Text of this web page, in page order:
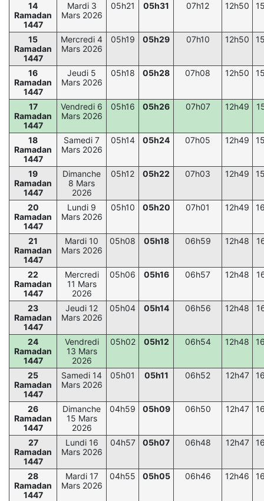
14
Ramadan
1447
Mardi 3
Mars 2026
05h21 05h31 07h12 12h50
15
Ramadan
1447
Mercredi 4
Mars 2026
05h19 05h29 07h10 12h50
16
Ramadan
1447
Jeudi 5
Mars 2026
05h18 05h28 07h08 12h50
17
Ramadan
1447
Vendredi 6
Mars 2026
05h16 05h26 07h07 12h49
18
Ramadan
1447
Samedi 7
Mars 2026
05h14 05h24 07h05 12h49
19
Ramadan
1447
Dimanche
8 Mars
2026
05h12 05h22 07h03 12h49
20
Ramadan
1447
Lundi 9
Mars 2026
05h10 05h20 07h01 12h49
21
Ramadan
1447
Mardi 10
Mars 2026
05h08 05h18 06h59 12h48
22
Ramadan
1447
Mercredi
11 Mars
2026
05h06 05h16 06h57 12h48
23
Ramadan
1447
Jeudi 12
Mars 2026
05h04 05h14 06h56 12h48
24
Ramadan
1447
Vendredi
13 Mars
2026
05h02 05h12 06h54 12h48
25
Ramadan
1447
Samedi 14
Mars 2026
05h01 05h11 06h52 12h47
26
Ramadan
1447
Dimanche
15 Mars
2026
04h59 05h09 06h50 12h47
27
Ramadan
1447
Lundi 16
Mars 2026
04h57 05h07 06h48 12h47
28
Ramadan
1447
Mardi 17
Mars 2026
04h55 05h05 06h46 12h46